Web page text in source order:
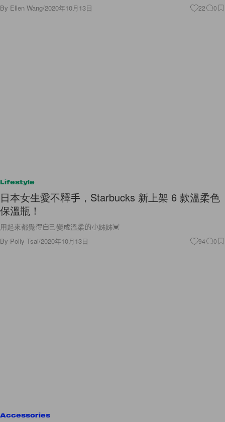
By Ellen Wang/2020年10月13日 22 0
Lifestyle
日本女生愛不釋手，Starbucks 新上架 6 款溫柔色
保溫瓶！
用起來都覺得自己變成溫柔的小姊姊💓
By Polly Tsai/2020年10月13日 94 0
Accessories